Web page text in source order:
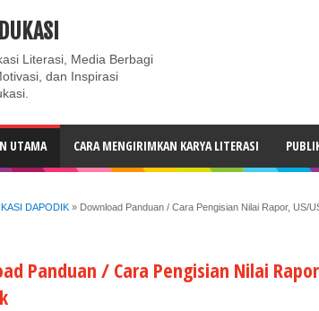
US
Literasi, Media Berbagi
dan Inspirasi
UTAMA CARA MENGIRIMKAN KARYA LITERASI
DAPODIK » Download Panduan / Cara Pengisian Nilai Rapor, US/
Panduan / Cara Pengisian Nilai